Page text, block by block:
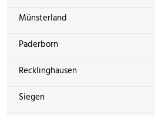
Münsterland
Paderborn
Recklinghausen
Siegen